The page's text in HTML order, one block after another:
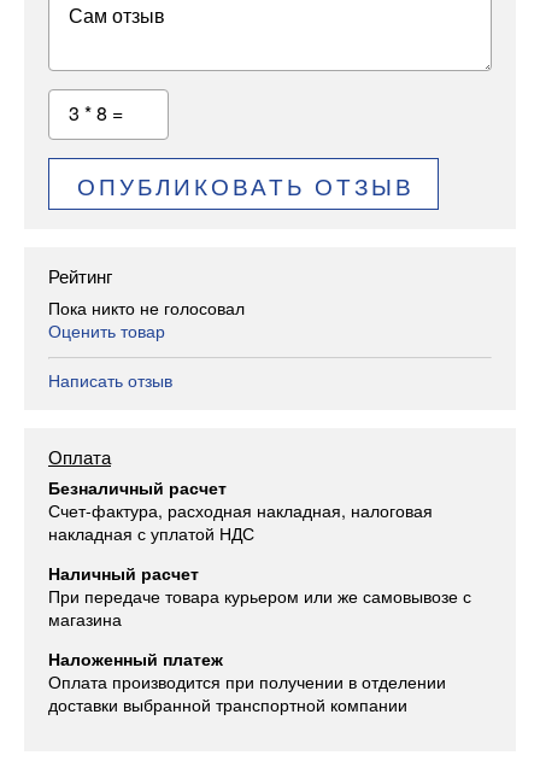
Сам отзыв
3 * 8 =
ОПУБЛИКОВАТЬ ОТЗЫВ
Рейтинг
Пока никто не голосовал
Оценить товар
Написать отзыв
Оплата
Безналичный расчет
Счет-фактура, расходная накладная, налоговая
накладная с уплатой НДС
Наличный расчет
При передаче товара курьером или же самовывозе с
магазина
Наложенный платеж
Оплата производится при получении в отделении
доставки выбранной транспортной компании